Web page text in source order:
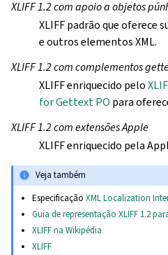
XLIFF 1.2 com apoio a objetos
XLIFF padrão que oferece
e outros elementos XML.
XLIFF 1.2 com complementos
XLIFF enriquecido pelo
for Gettext PO para
XLIFF 1.2 com extensões Apple
XLIFF enriquecido pela
Veja também
EspecificaçãoXML Localization
Guia de representação XLIFF 1.2
XLIFF na Wikipédia
XLIFF